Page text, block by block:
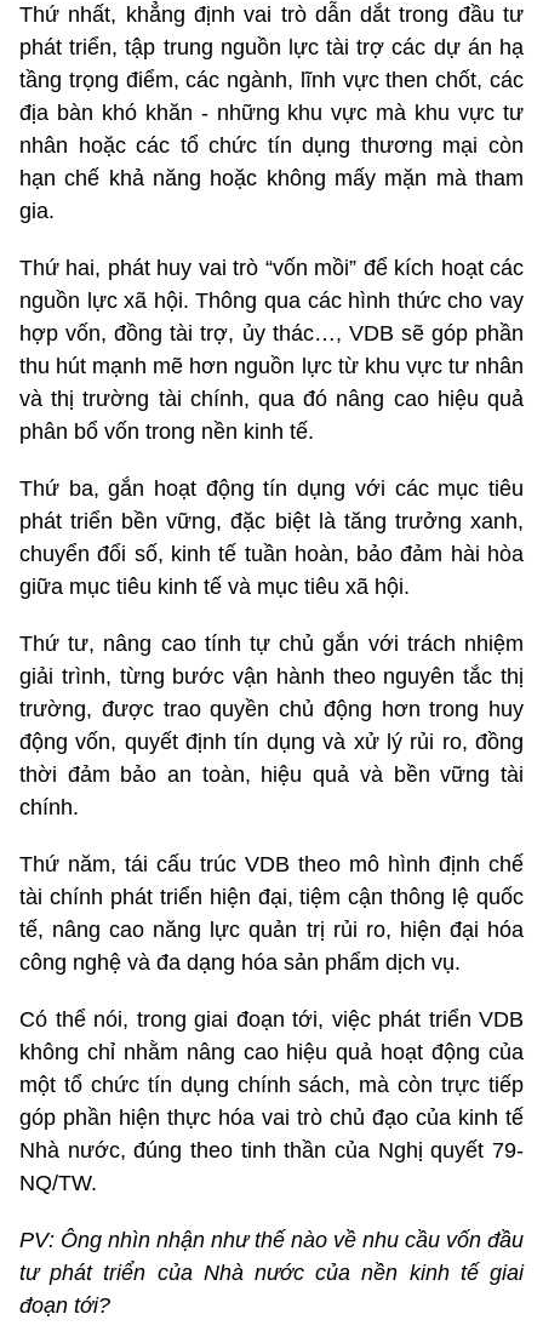
Thứ nhất, khẳng định vai trò dẫn dắt trong đầu tư
phát triển, tập trung nguồn lực tài trợ các dự án hạ
tầng trọng điểm, các ngành, lĩnh vực then chốt, các
địa bàn khó khăn - những khu vực mà khu vực tư
nhân hoặc các tổ chức tín dụng thương mại còn
hạn chế khả năng hoặc không mấy mặn mà tham
gia.
Thứ hai, phát huy vai trò “vốn mồi” để kích hoạt các
nguồn lực xã hội. Thông qua các hình thức cho vay
hợp vốn, đồng tài trợ, ủy thác…, VDB sẽ góp phần
thu hút mạnh mẽ hơn nguồn lực từ khu vực tư nhân
và thị trường tài chính, qua đó nâng cao hiệu quả
phân bổ vốn trong nền kinh tế.
Thứ ba, gắn hoạt động tín dụng với các mục tiêu
phát triển bền vững, đặc biệt là tăng trưởng xanh,
chuyển đổi số, kinh tế tuần hoàn, bảo đảm hài hòa
giữa mục tiêu kinh tế và mục tiêu xã hội.
Thứ tư, nâng cao tính tự chủ gắn với trách nhiệm
giải trình, từng bước vận hành theo nguyên tắc thị
trường, được trao quyền chủ động hơn trong huy
động vốn, quyết định tín dụng và xử lý rủi ro, đồng
thời đảm bảo an toàn, hiệu quả và bền vững tài
chính.
Thứ năm, tái cấu trúc VDB theo mô hình định chế
tài chính phát triển hiện đại, tiệm cận thông lệ quốc
tế, nâng cao năng lực quản trị rủi ro, hiện đại hóa
công nghệ và đa dạng hóa sản phẩm dịch vụ.
Có thể nói, trong giai đoạn tới, việc phát triển VDB
không chỉ nhằm nâng cao hiệu quả hoạt động của
một tổ chức tín dụng chính sách, mà còn trực tiếp
góp phần hiện thực hóa vai trò chủ đạo của kinh tế
Nhà nước, đúng theo tinh thần của Nghị quyết 79-
NQ/TW.
PV: Ông nhìn nhận như thế nào về nhu cầu vốn đầu
tư phát triển của Nhà nước của nền kinh tế giai
đoạn tới?